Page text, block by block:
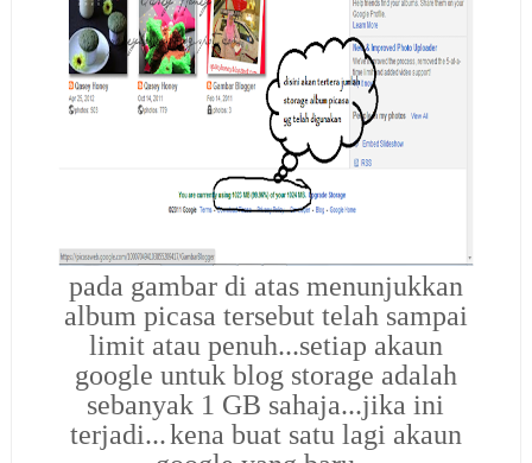
pada gambar di atas menunjukkan
album picasa tersebut telah sampai
limit atau penuh...setiap akaun
google untuk blog storage adalah
sebanyak 1 GB sahaja...jika ini
terjadi...kena buat satu lagi akaun